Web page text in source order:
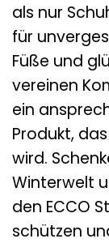
als nur
für
Füße und
vereinen
ein
Produkt,
wird.
Winterwelt
den ECCO
schützen